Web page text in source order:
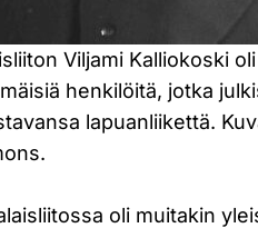
Viljami Kalliokoski
henkilöitä, jotka
lapuanliikettä.
oli muitakin